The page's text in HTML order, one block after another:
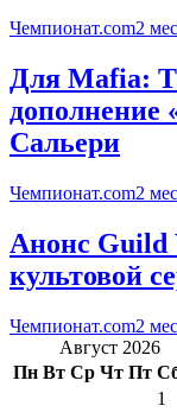
Чемпионат.com2
Для Mafia:
дополнение
Сальери
Чемпионат.com2
Анонс Guild
культовой
Чемпионат.com2
Август 2026
Пн Вт Ср Чт Пт
1